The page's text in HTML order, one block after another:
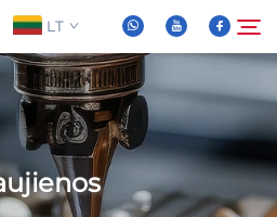
LT
Paieška